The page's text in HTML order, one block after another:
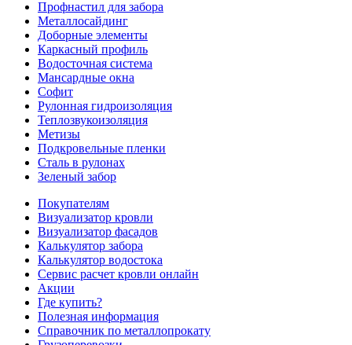
Профнастил для забора
Металлосайдинг
Доборные элементы
Каркасный профиль
Водосточная система
Мансардные окна
Софит
Рулонная гидроизоляция
Теплозвукоизоляция
Метизы
Подкровельные пленки
Сталь в рулонах
Зеленый забор
Покупателям
Визуализатор кровли
Визуализатор фасадов
Калькулятор забора
Калькулятор водостока
Сервис расчет кровли онлайн
Акции
Где купить?
Полезная информация
Справочник по металлопрокату